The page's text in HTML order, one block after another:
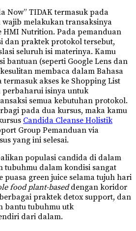
Now” TIDAK termasuk pada
melakukan transaksinya
HMI Nutrition. Pada pemanduan
dan praktek protokol tersebut,
seluruh isi materinya. Kamu
bantuan (seperti Google Lens dan
membaca dalam Bahasa
akses ke Shopping List
perbaharui isinya untuk
semua kebutuhan protokol.
pada dua kursus, maka kamu
Candida Cleanse Holistik
Group Pemanduan via
yang ini selesai.
populasi candida di dalam
tubuhmu dalam kondisi sangat
puasa green juice selama tujuh hari
food plant-baseddengan koridor
praktek detox support, dan
bantu tubuhmu utk
dari dalam.